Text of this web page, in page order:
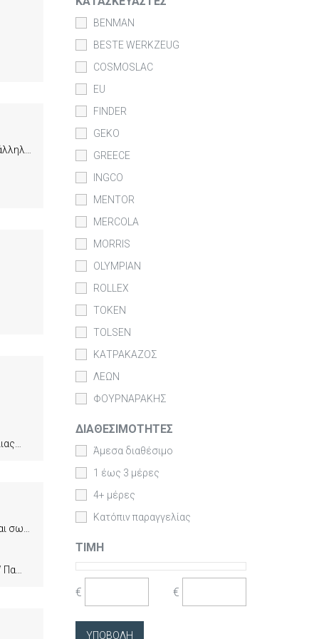
BENMAN
BESTE WERKZEUG
COSMOSLAC
EU
FINDER
GEKO
GREECE
INGCO
MENTOR
MERCOLA
MORRIS
OLYMPIAN
ROLLEX
TOKEN
TOLSEN
ΚΑΤΡΑΚΑΖΟΣ
ΛΕΩΝ
ΦΟΥΡΝΑΡΑΚΗΣ
ΔΙΑΘΕΣΙΜΌΤΗΤΕΣ
Άμεσα διαθέσιμο
1 έως 3 μέρες
4+ μέρες
Κατόπιν παραγγελίας
ΤΙΜΉ
€ €